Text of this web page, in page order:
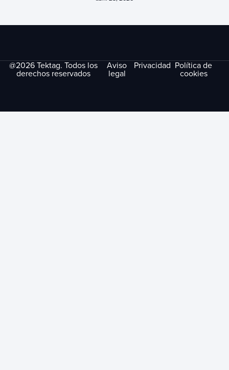
@2026 Tektag. Todos los
derechos reservados
Aviso
legal
Privacidad Política de
cookies